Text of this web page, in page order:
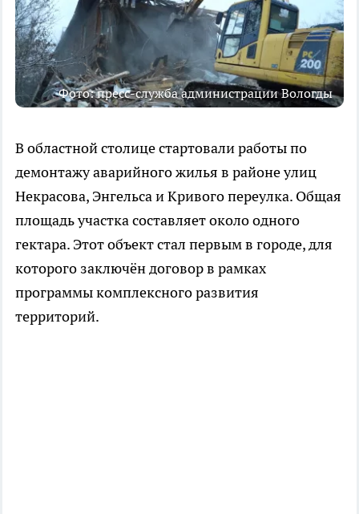
Фото: пресс-служба администрации Вологды
В областной столице стартовали работы по
демонтажу аварийного жилья в районе улиц
Некрасова, Энгельса и Кривого переулка. Общая
площадь участка составляет около одного
гектара. Этот объект стал первым в городе, для
которого заключён договор в рамках
программы комплексного развития
территорий.